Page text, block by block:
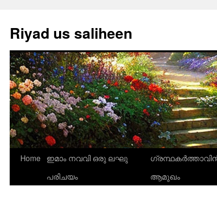
Riyad us saliheen
Skip
Home
ഇമാം നവവി ഒരു ലഘു
പരിചയം
ആമുഖം